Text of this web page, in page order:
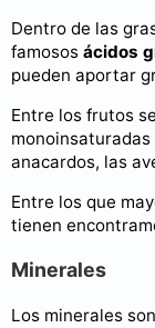
Dentro de las
famosos ácidos
pueden aportar
Entre los frutos
anacardos, las
Entre los que
tienen
Minerales
Los minerales